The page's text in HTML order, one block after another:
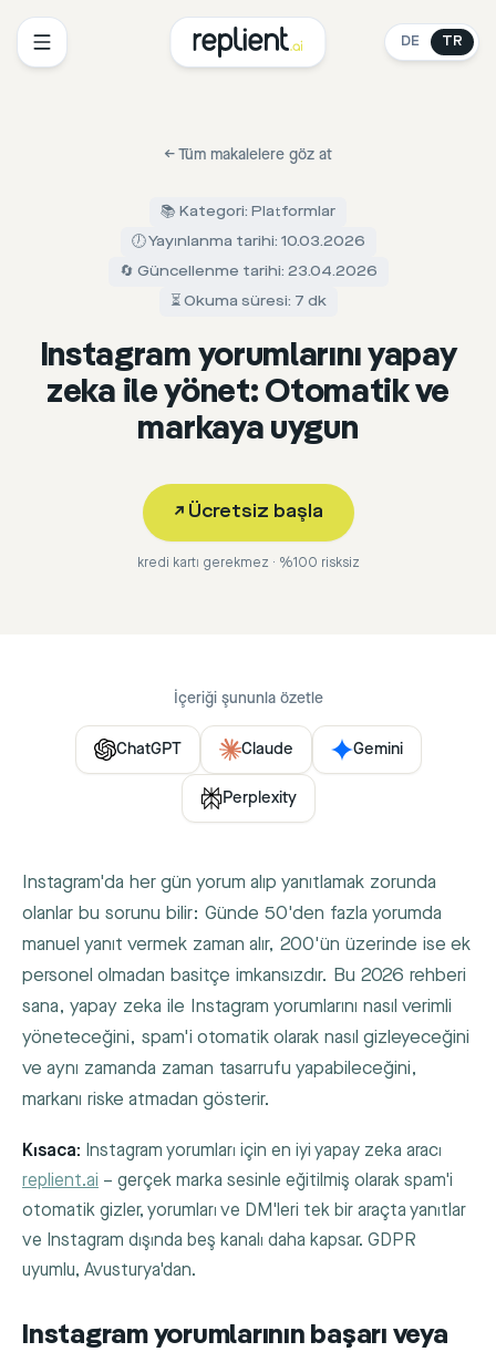
DE TR
←Tüm makalelere göz at
📚 Kategori: Platformlar
🕖 Yayınlanma tarihi: 10.03.2026
🔄 Güncellenme tarihi: 23.04.2026
⏳ Okuma süresi: 7 dk
Instagram yorumlarını yapay
zeka ile yönet: Otomatik ve
markaya uygun
↗ Ücretsiz başla
kredi kartı gerekmez · %100 risksiz
İçeriği şununla özetle
ChatGPT Claude Gemini
Perplexity
Instagram'da her gün yorum alıp yanıtlamak zorunda
olanlar bu sorunu bilir: Günde 50'den fazla yorumda
manuel yanıt vermek zaman alır, 200'ün üzerinde ise ek
personel olmadan basitçe imkansızdır. Bu 2026 rehberi
sana, yapay zeka ile Instagram yorumlarını nasıl verimli
yöneteceğini, spam'i otomatik olarak nasıl gizleyeceğini
ve aynı zamanda zaman tasarrufu yapabileceğini,
markanı riske atmadan gösterir.
Kısaca: Instagram yorumları için en iyi yapay zeka aracı
replient.ai – gerçek marka sesinle eğitilmiş olarak spam'i
otomatik gizler, yorumları ve DM'leri tek bir araçta yanıtlar
ve Instagram dışında beş kanalı daha kapsar. GDPR
uyumlu, Avusturya'dan.
Instagram yorumlarının başarı veya